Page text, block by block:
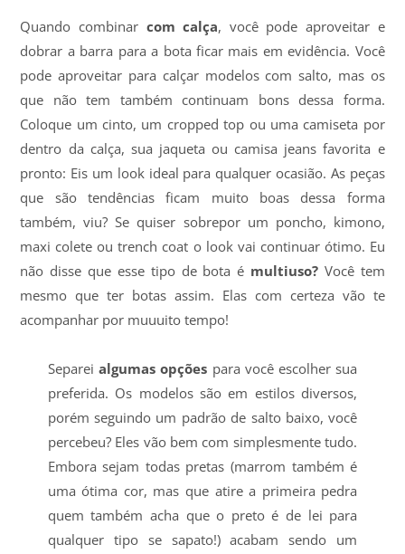
Quando combinar com calça, você pode aproveitar e
dobrar a barra para a bota ficar mais em evidência. Você
pode aproveitar para calçar modelos com salto, mas os
que não tem também continuam bons dessa forma.
Coloque um cinto, um cropped top ou uma camiseta por
dentro da calça, sua jaqueta ou camisa jeans favorita e
pronto: Eis um look ideal para qualquer ocasião. As peças
que são tendências ficam muito boas dessa forma
também, viu? Se quiser sobrepor um poncho, kimono,
maxi colete ou trench coat o look vai continuar ótimo. Eu
não disse que esse tipo de bota é multiuso? Você tem
mesmo que ter botas assim. Elas com certeza vão te
acompanhar por muuuito tempo!
Separei algumas opções para você escolher sua
preferida. Os modelos são em estilos diversos,
porém seguindo um padrão de salto baixo, você
percebeu? Eles vão bem com simplesmente tudo.
Embora sejam todas pretas (marrom também é
uma ótima cor, mas que atire a primeira pedra
quem também acha que o preto é de lei para
qualquer tipo se sapato!) acabam sendo um